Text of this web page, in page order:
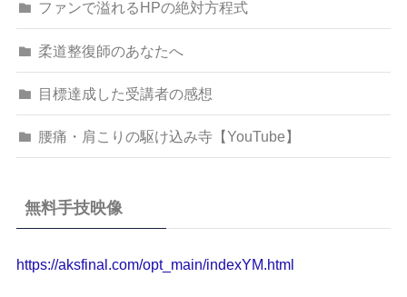
ファンで溢れるHPの絶対方程式
柔道整復師のあなたへ
目標達成した受講者の感想
腰痛・肩こりの駆け込み寺【YouTube】
無料手技映像
https://aksfinal.com/opt_main/indexYM.html